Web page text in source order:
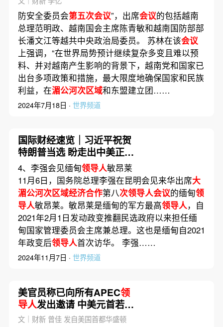
防安全委员会第五次会议”，出席会议的包括越南
总理范明政、越南国会主席陈青敏和越南国防部部
长潘文江等越共中央政治局委员。 苏林在该会议
上强调，“在世界局势预计继续复杂多变且难以预
料、并对越南产生影响的背景下，越南党和国家已
出台多项政策和措施，最大限度地确保国家和民族
利益，在湄公河次区域和东盟建立团……
2024年7月18日 · 世界频道
国际财经速览｜习近平祝贺
特朗普当选 盼走出中美正确
相处之道
4、李强会见缅甸领导人敏昂莱
11月6日，国务院总理李强在昆明会见来华出席大
湄公河次区域经济合作第八次领导人会议的缅甸领
导人敏昂莱。敏昂莱是缅甸的军方最高领导人，自
2021年2月1日发动政变推翻民选政府以来担任缅
甸国家管理委员会主席兼总理。这也是缅甸自2021
年政变后领导人首次访华。 李强……
2024年11月7日 · 世界频道
美官员称已向所有APEC领
导人发出邀请 中美元首若能
会晤意义超越双边
文｜财新 曾佳 发自美国首都华盛顿